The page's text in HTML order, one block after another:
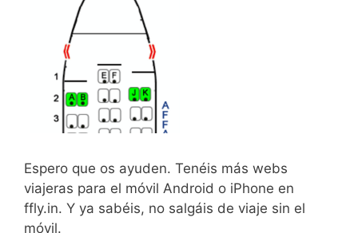
Espero que os ayuden. Tenéis más webs
viajeras para el móvil Android o iPhone en
ffly.in. Y ya sabéis, no salgáis de viaje sin el
móvil.